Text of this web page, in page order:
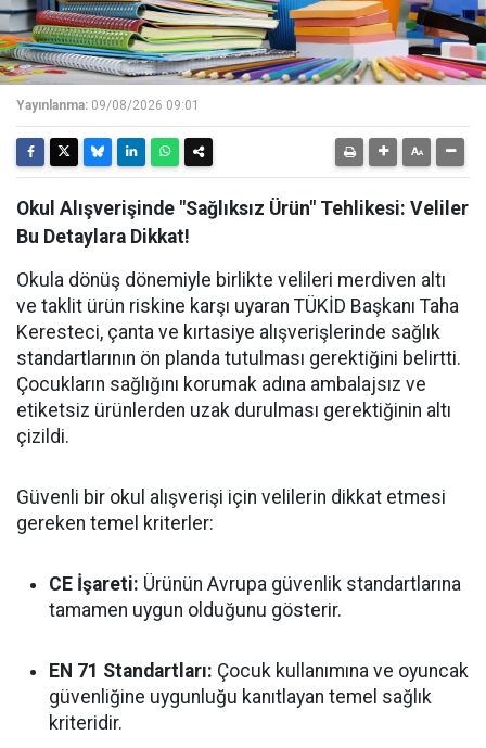
Yayınlanma: 09/08/2026 09:01
Okul Alışverişinde "Sağlıksız Ürün" Tehlikesi: Veliler
Bu Detaylara Dikkat!
Okula dönüş dönemiyle birlikte velileri merdiven altı
ve taklit ürün riskine karşı uyaran TÜKİD Başkanı Taha
Keresteci, çanta ve kırtasiye alışverişlerinde sağlık
standartlarının ön planda tutulması gerektiğini belirtti.
Çocukların sağlığını korumak adına ambalajsız ve
etiketsiz ürünlerden uzak durulması gerektiğinin altı
çizildi.
Güvenli bir okul alışverişi için velilerin dikkat etmesi
gereken temel kriterler:
CE İşareti: Ürünün Avrupa güvenlik standartlarına
tamamen uygun olduğunu gösterir.
EN 71 Standartları: Çocuk kullanımına ve oyuncak
güvenliğine uygunluğu kanıtlayan temel sağlık
kriteridir.